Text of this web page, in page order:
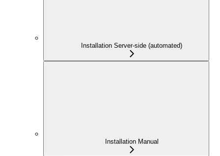
Installation Server-side (automated)
Installation Manual